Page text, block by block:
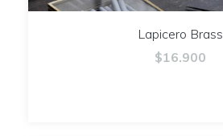
Lapicero Brass
$16.900